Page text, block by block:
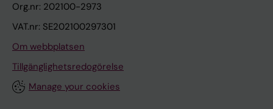
Org.nr: 202100-2973
VAT.nr: SE202100297301
Om webbplatsen
Tillgänglighetsredogörelse
Manage your cookies